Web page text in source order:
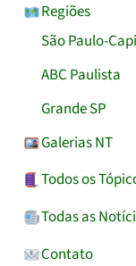
Regiões
São Paulo-
ABC Paulista
Grande SP
Galerias NT
Todos os
Todas as
Contato